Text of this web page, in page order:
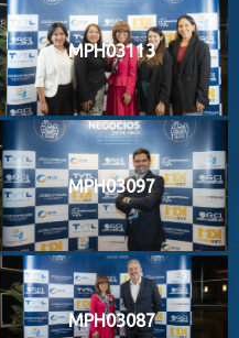
MPH03113
MPH03097
MPH03087